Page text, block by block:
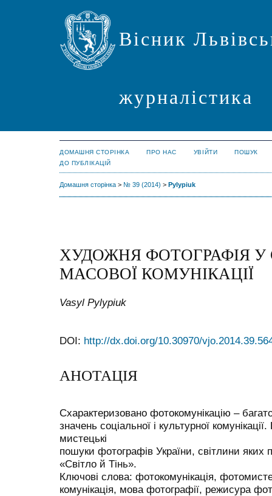
Вісник
журналістика
ДОМАШНЯ СТОРІНКА ПРО НАС УВІЙТИ
ПОШУК
ДО ПУБЛІКАЦІЙ
Домашня сторінка > № 39 (2014) > Pylypiuk
ХУДОЖНЯ ФОТОГРАФІЯ У
МАСОВОЇ КОМУНІКАЦІЇ
Vasyl Pylypiuk
DOI: http://dx.doi.org/10.30970/
АНОТАЦІЯ
Схарактеризовано фотокомунікацію –
значень соціальної і культурної
мистецькі
пошуки фотографів України, світлини яких
«Світло й Тінь».
Ключові слова: фотокомунікація,
комунікація, мова фотографії, режисура